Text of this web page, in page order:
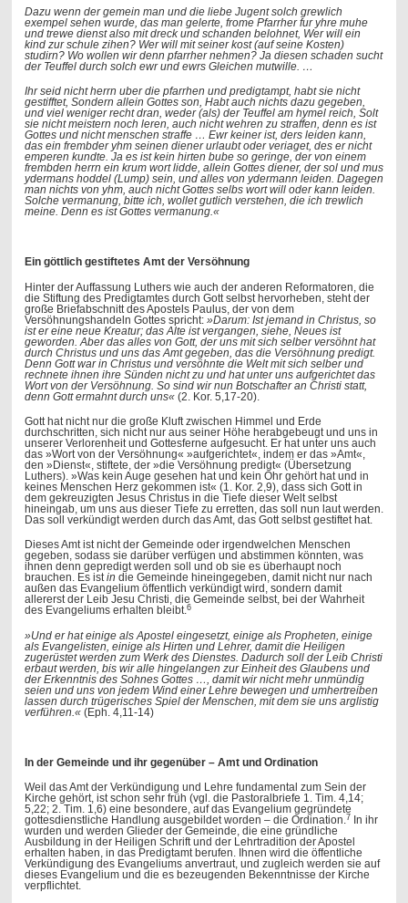
Dazu wenn der gemein man und die liebe Jugent solch grewlich
exempel sehen wurde, das man gelerte, frome Pfarrher fur yhre muhe
und trewe dienst also mit dreck und schanden belohnet, Wer will ein
kind zur schule zihen? Wer will mit seiner kost (auf seine Kosten)
studirn? Wo wollen wir denn pfarrher nehmen? Ja diesen schaden sucht
der Teuffel durch solch ewr und ewrs Gleichen mutwille. …
Ihr seid nicht herrn uber die pfarrhen und predigtampt, habt sie nicht
gestifftet, Sondern allein Gottes son, Habt auch nichts dazu gegeben,
und viel weniger recht dran, weder (als) der Teuffel am hymel reich, Solt
sie nicht meistern noch leren, auch nicht wehren zu straffen, denn es ist
Gottes und nicht menschen straffe … Ewr keiner ist, ders leiden kann,
das ein frembder yhm seinen diener urlaubt oder veriaget, des er nicht
emperen kundte. Ja es ist kein hirten bube so geringe, der von einem
frembden herrn ein krum wort lidde, allein Gottes diener, der sol und mus
ydermans hoddel (Lump) sein, und alles von ydermann leiden. Dagegen
man nichts von yhm, auch nicht Gottes selbs wort will oder kann leiden.
Solche vermanung, bitte ich, wollet gutlich verstehen, die ich trewlich
meine. Denn es ist Gottes vermanung.«
Ein göttlich gestiftetes Amt der Versöhnung
Hinter der Auffassung Luthers wie auch der anderen Reformatoren, die
die Stiftung des Predigtamtes durch Gott selbst hervorheben, steht der
große Briefabschnitt des Apostels Paulus, der von dem
Versöhnungshandeln Gottes spricht: »Darum: Ist jemand in Christus, so
ist er eine neue Kreatur; das Alte ist vergangen, siehe, Neues ist
geworden. Aber das alles von Gott, der uns mit sich selber versöhnt hat
durch Christus und uns das Amt gegeben, das die Versöhnung predigt.
Denn Gott war in Christus und versöhnte die Welt mit sich selber und
rechnete ihnen ihre Sünden nicht zu und hat unter uns aufgerichtet das
Wort von der Versöhnung. So sind wir nun Botschafter an Christi statt,
denn Gott ermahnt durch uns«(2. Kor. 5,17-20).
Gott hat nicht nur die große Kluft zwischen Himmel und Erde
durchschritten, sich nicht nur aus seiner Höhe herabgebeugt und uns in
unserer Verlorenheit und Gottesferne aufgesucht. Er hat unter uns auch
das »Wort von der Versöhnung« »aufgerichtet«, indem er das »Amt«,
den »Dienst«, stiftete, der »die Versöhnung predigt« (Übersetzung
Luthers). »Was kein Auge gesehen hat und kein Ohr gehört hat und in
keines Menschen Herz gekommen ist« (1. Kor. 2,9), dass sich Gott in
dem gekreuzigten Jesus Christus in die Tiefe dieser Welt selbst
hineingab, um uns aus dieser Tiefe zu erretten, das soll nun laut werden.
Das soll verkündigt werden durch das Amt, das Gott selbst gestiftet hat.
Dieses Amt ist nicht der Gemeinde oder irgendwelchen Menschen
gegeben, sodass sie darüber verfügen und abstimmen könnten, was
ihnen denn gepredigt werden soll und ob sie es überhaupt noch
brauchen. Es istin die Gemeinde hineingegeben, damit nicht nur nach
außen das Evangelium öffentlich verkündigt wird, sondern damit
allererst der Leib Jesu Christi, die Gemeinde selbst, bei der Wahrheit
des Evangeliums erhalten bleibt.6
»Und er hat einige als Apostel eingesetzt, einige als Propheten, einige
als Evangelisten, einige als Hirten und Lehrer, damit die Heiligen
zugerüstet werden zum Werk des Dienstes. Dadurch soll der Leib Christi
erbaut werden, bis wir alle hingelangen zur Einheit des Glaubens und
der Erkenntnis des Sohnes Gottes …, damit wir nicht mehr unmündig
seien und uns von jedem Wind einer Lehre bewegen und umhertreiben
lassen durch trügerisches Spiel der Menschen, mit dem sie uns arglistig
verführen.« (Eph. 4,11-14)
In der Gemeinde und ihr gegenüber – Amt und Ordination
Weil das Amt der Verkündigung und Lehre fundamental zum Sein der
Kirche gehört, ist schon sehr früh (vgl. die Pastoralbriefe 1. Tim. 4,14;
5,22; 2. Tim. 1,6) eine besondere, auf das Evangelium gegründete
gottesdienstliche Handlung ausgebildet worden – die Ordination.7
In ihr
wurden und werden Glieder der Gemeinde, die eine gründliche
Ausbildung in der Heiligen Schrift und der Lehrtradition der Apostel
erhalten haben, in das Predigtamt berufen. Ihnen wird die öffentliche
Verkündigung des Evangeliums anvertraut, und zugleich werden sie auf
dieses Evangelium und die es bezeugenden Bekenntnisse der Kirche
verpflichtet.